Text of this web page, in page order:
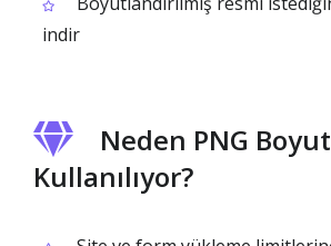
indir
Neden PNG
Kullanılıyor?